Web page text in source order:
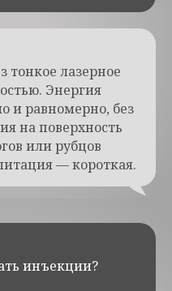
тонкое лазерное
Энергия
и равномерно, без
на поверхность
или рубцов
— короткая.
инъекции?